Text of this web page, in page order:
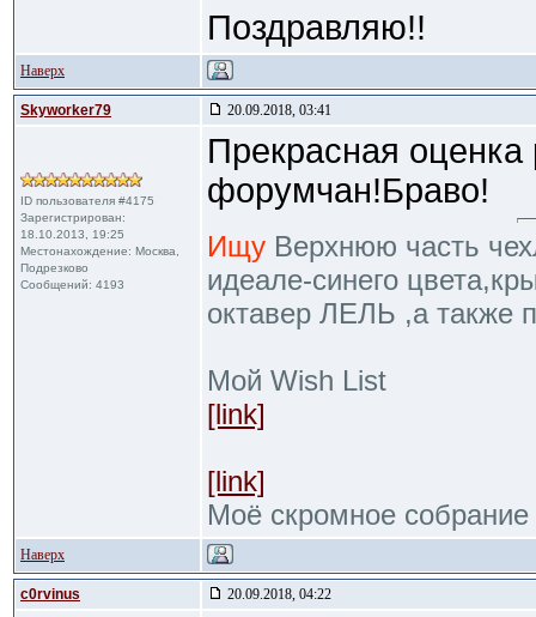
Поздравляю!!
Наверх
Skyworker79 20.09.2018, 03:41
ID пользователя #4175
Зарегистрирован:
18.10.2013, 19:25
Местонахождение: Москва,
Подрезково
Сообщений: 4193
Прекрасная
форумчан!Браво!
Ищу Верхнюю часть
идеале-синего
октавер ЛЕЛЬ ,а также
Мой Wish List
[link]
[link]
Моё скромное собрание
Наверх
c0rvinus 20.09.2018, 04:22